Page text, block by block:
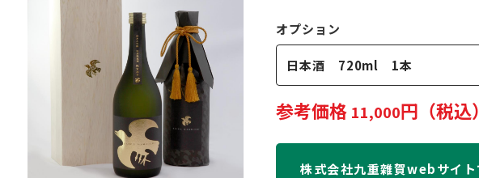
オプション
日本酒 720ml 1本
参考価格 11,000円（税込）
株式会社九重雜賀webサイト